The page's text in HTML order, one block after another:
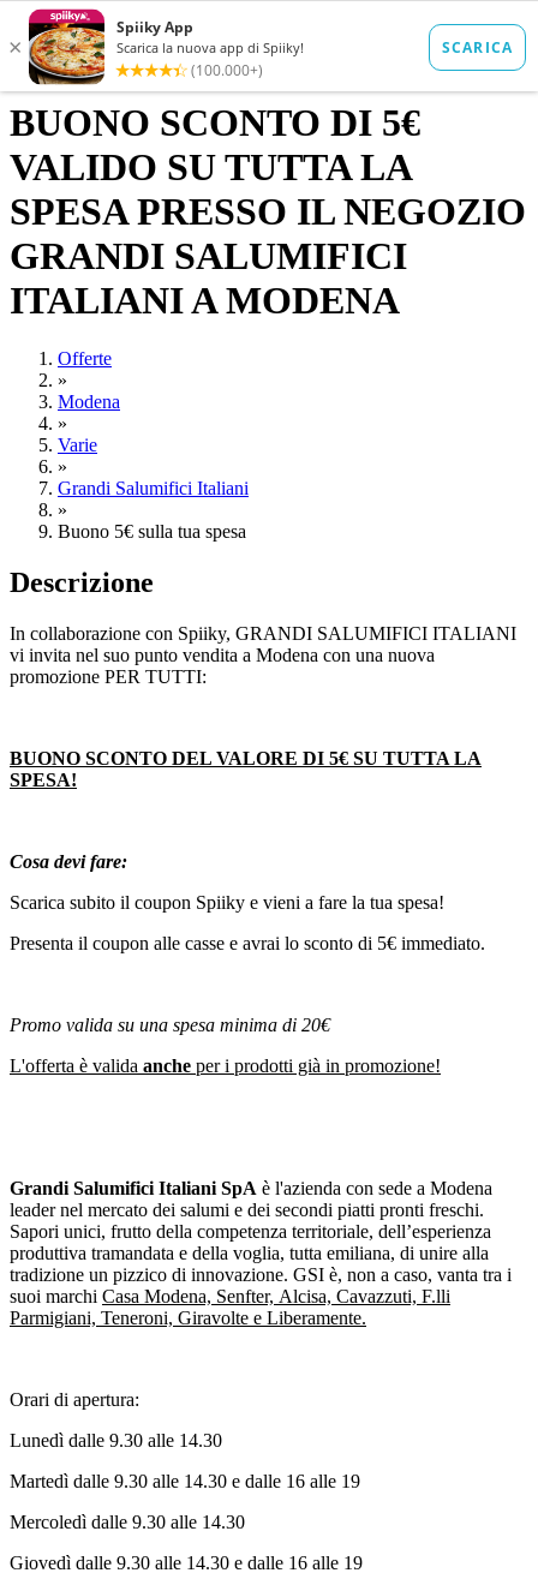
BUONO SCONTO DI 5€
VALIDO SU TUTTA LA
SPESA PRESSO IL NEGOZIO
GRANDI SALUMIFICI
ITALIANI A MODENA
Offerte
»
Modena
»
Varie
»
Grandi Salumifici Italiani
»
Buono 5€ sulla tua spesa
Descrizione
In collaborazione con Spiiky, GRANDI SALUMIFICI ITALIANI
vi invita nel suo punto vendita a Modena con una nuova
promozione PER TUTTI:
BUONO SCONTO DEL VALORE DI 5€ SU TUTTA LA
SPESA!
Cosa devi fare:
Scarica subito il coupon Spiiky e vieni a fare la tua spesa!
Presenta il coupon alle casse e avrai lo sconto di 5€ immediato.
Promo valida su una spesa minima di 20€
L'offerta è valida anche per i prodotti già in promozione!
Grandi Salumifici Italiani SpA è l'azienda con sede a Modena
leader nel mercato dei salumi e dei secondi piatti pronti freschi.
Sapori unici, frutto della competenza territoriale, dell’esperienza
produttiva tramandata e della voglia, tutta emiliana, di unire alla
tradizione un pizzico di innovazione. GSI è, non a caso, vanta tra i
suoi marchi Casa Modena, Senfter, Alcisa, Cavazzuti, F.lli
Parmigiani, Teneroni, Giravolte e Liberamente.
Orari di apertura:
Lunedì dalle 9.30 alle 14.30
Martedì dalle 9.30 alle 14.30 e dalle 16 alle 19
Mercoledì dalle 9.30 alle 14.30
Giovedì dalle 9.30 alle 14.30 e dalle 16 alle 19